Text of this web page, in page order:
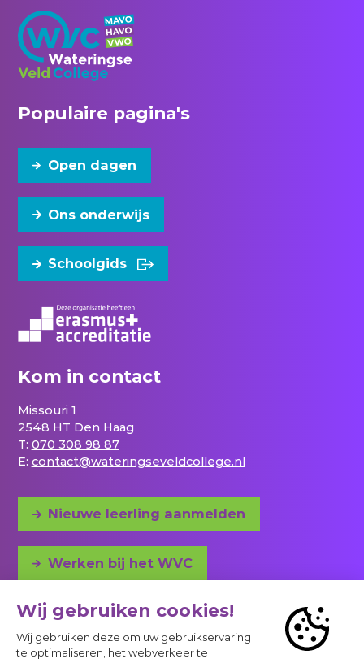
Populaire pagina's
Open dagen
Ons onderwijs
Schoolgids
Kom in contact
Missouri 1
2548 HT Den Haag
T: 070 308 98 87
E: contact@wateringseveldcollege.nl
Nieuwe leerling aanmelden
Werken bij het WVC
Adres en bereikbaarheid